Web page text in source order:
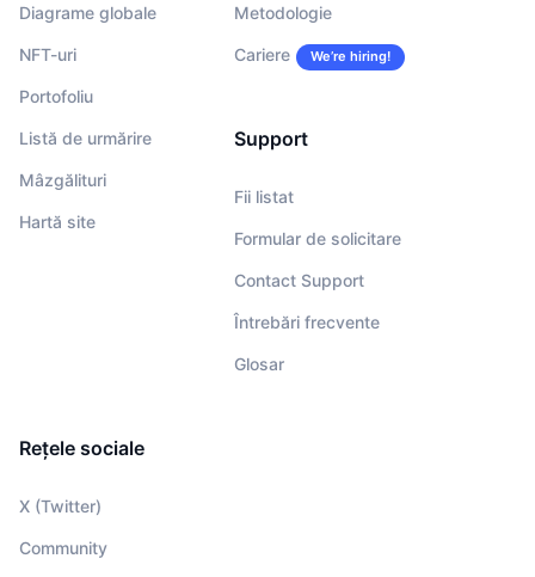
Diagrame globale
NFT-uri
Portofoliu
Listă de urmărire
Mâzgălituri
Hartă site
Metodologie
Cariere We’re hiring!
Support
Fii listat
Formular de solicitare
Contact Support
Întrebări frecvente
Glosar
Rețele sociale
X (Twitter)
Community